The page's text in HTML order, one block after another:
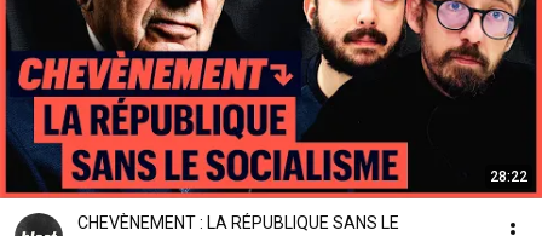
28:22
CHEVÈNEMENT : LA RÉPUBLIQUE SANS LE